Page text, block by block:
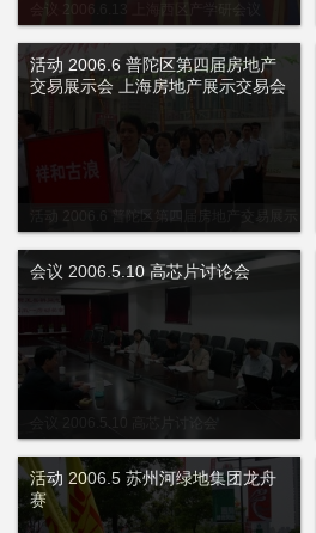
会议 2006.6.13 上海西区产学研会议
活动 2006.6 普陀区第四届房地产交易展示
活动 2006.6 普陀区第四届房地产
交易展示会 上海房地产展示交易会
会议 2006.5.10 高芯片讨论会
会议 2006.5.10 高芯片讨论会
活动 2006.5 苏州河绿地集团龙舟
赛